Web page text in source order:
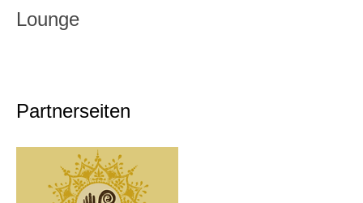
Lounge
Partnerseiten